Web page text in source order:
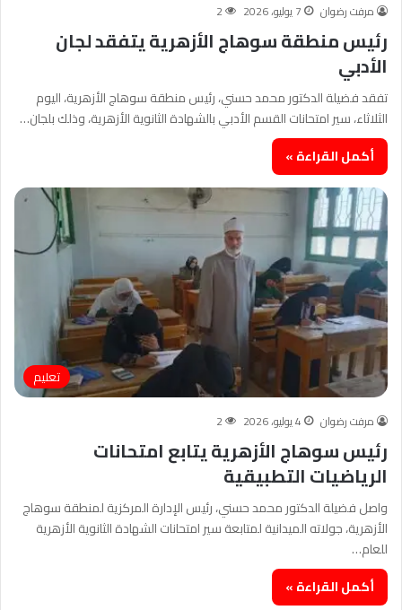
مرفت رضوان 7 يوليو، 2026 2
رئيس منطقة سوهاج الأزهرية يتفقد لجان
الأدبي
تفقد فضيلة الدكتور محمد حسني، رئيس منطقة سوهاج الأزهرية، اليوم
الثلاثاء، سير امتحانات القسم الأدبي بالشهادة الثانوية الأزهرية، وذلك بلجان…
أكمل القراءة »
تعليم
مرفت رضوان 4 يوليو، 2026 2
رئيس سوهاج الأزهرية يتابع امتحانات
الرياضيات التطبيقية
واصل فضيلة الدكتور محمد حسني، رئيس الإدارة المركزية لمنطقة سوهاج
الأزهرية، جولاته الميدانية لمتابعة سير امتحانات الشهادة الثانوية الأزهرية
للعام…
أكمل القراءة »